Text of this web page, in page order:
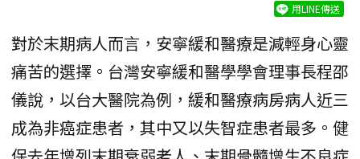
用LINE傳送
對於末期病人而言，安寧緩和醫療是減輕身心靈
痛苦的選擇。台灣安寧緩和醫學學會理事長程邵
儀說，以台大醫院為例，緩和醫療病房病人近三
成為非癌症患者，其中又以失智症患者最多。健